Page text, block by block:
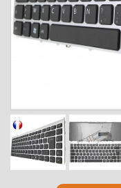
MEDION
MSI
SAMSUNG
SONY